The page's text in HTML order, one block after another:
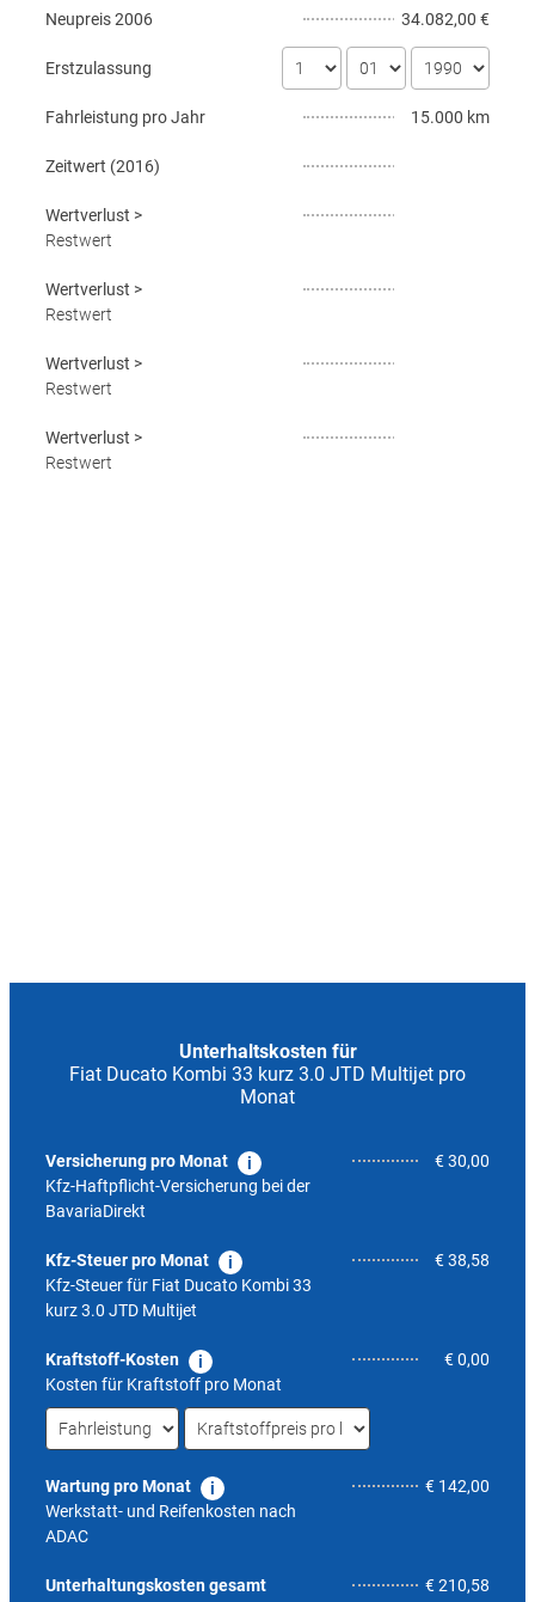
Neupreis2006 34.082,00 €
Erstzulassung
Fahrleistung pro Jahr 15.000 km
Zeitwert (2016)
Wertverlust >
Restwert
Wertverlust >
Restwert
Wertverlust >
Restwert
Wertverlust >
Restwert
Unterhaltskosten für
Fiat Ducato Kombi 33 kurz 3.0 JTD Multijet pro
Monat
Versicherung pro Monat
Kfz-Haftpflicht-Versicherung bei der
BavariaDirekt
€ 30,00
Kfz-Steuer pro Monat
Kfz-Steuer für Fiat Ducato Kombi 33
kurz 3.0 JTD Multijet
€ 38,58
Kraftstoff-Kosten
Kosten für Kraftstoff pro Monat
€ 0,00
Wartung pro Monat
Werkstatt- und Reifenkosten nach
ADAC
€ 142,00
Unterhaltungskosten gesamt
€ 210,58